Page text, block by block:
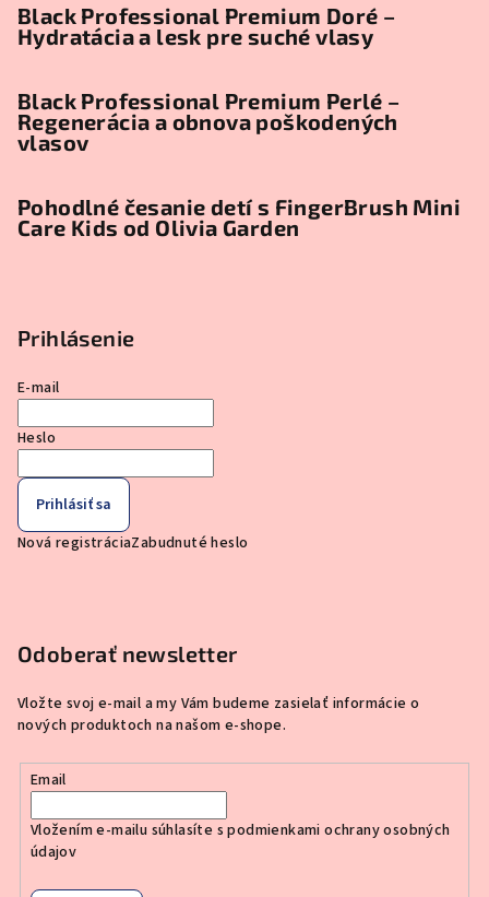
Black Professional Premium Doré –
Hydratácia a lesk pre suché vlasy
Black Professional Premium Perlé –
Regenerácia a obnova poškodených
vlasov
Pohodlné česanie detí s FingerBrush Mini
Care Kids od Olivia Garden
Prihlásenie
E-mail
Heslo
Prihlásiť sa
Nová registráciaZabudnuté heslo
Odoberať newsletter
Vložte svoj e-mail a my Vám budeme zasielať informácie o
nových produktoch na našom e-shope.
Email
Vložením e-mailu súhlasíte spodmienkami ochrany osobných
údajov